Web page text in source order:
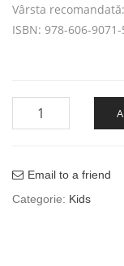
Vârsta
ISBN: 978-606-
Cantitate Praf de
Email to a friend
Categorie: Kids